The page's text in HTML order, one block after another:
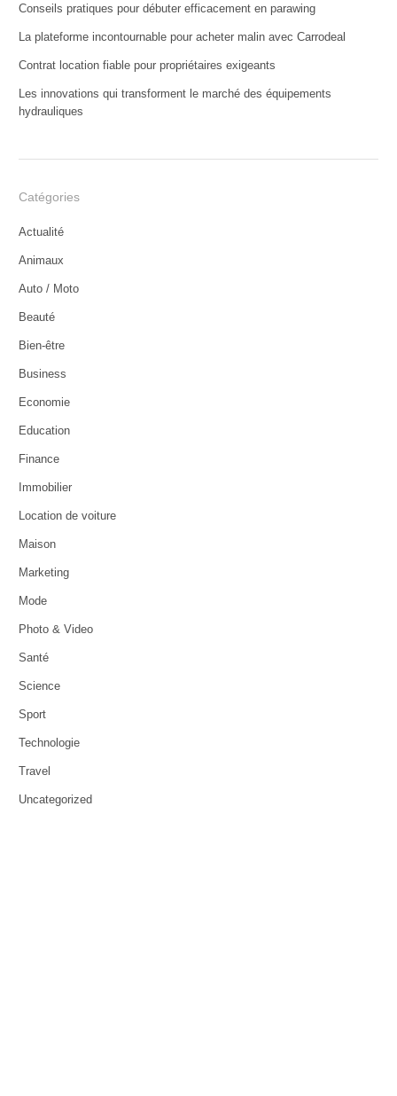
Conseils pratiques pour débuter efficacement en parawing
La plateforme incontournable pour acheter malin avec Carrodeal
Contrat location fiable pour propriétaires exigeants
Les innovations qui transforment le marché des équipements
hydrauliques
Catégories
Actualité
Animaux
Auto / Moto
Beauté
Bien-être
Business
Economie
Education
Finance
Immobilier
Location de voiture
Maison
Marketing
Mode
Photo & Video
Santé
Science
Sport
Technologie
Travel
Uncategorized